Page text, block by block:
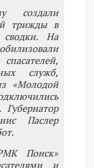
создали
трижды в
сводки. На
служб,
«Молодой
Паслер
Поиск»
и